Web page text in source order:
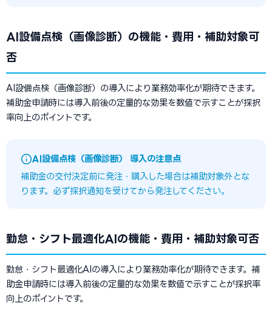
AI設備点検（画像診断）の機能・費用・補助対象可
否
AI設備点検（画像診断）の導入により業務効率化が期待できます。
補助金申請時には導入前後の定量的な効果を数値で示すことが採択
率向上のポイントです。
AI設備点検（画像診断） 導入の注意点
補助金の交付決定前に発注・購入した場合は補助対象外とな
ります。必ず採択通知を受けてから発注してください。
勤怠・シフト最適化AIの機能・費用・補助対象可否
勤怠・シフト最適化AIの導入により業務効率化が期待できます。補
助金申請時には導入前後の定量的な効果を数値で示すことが採択率
向上のポイントです。